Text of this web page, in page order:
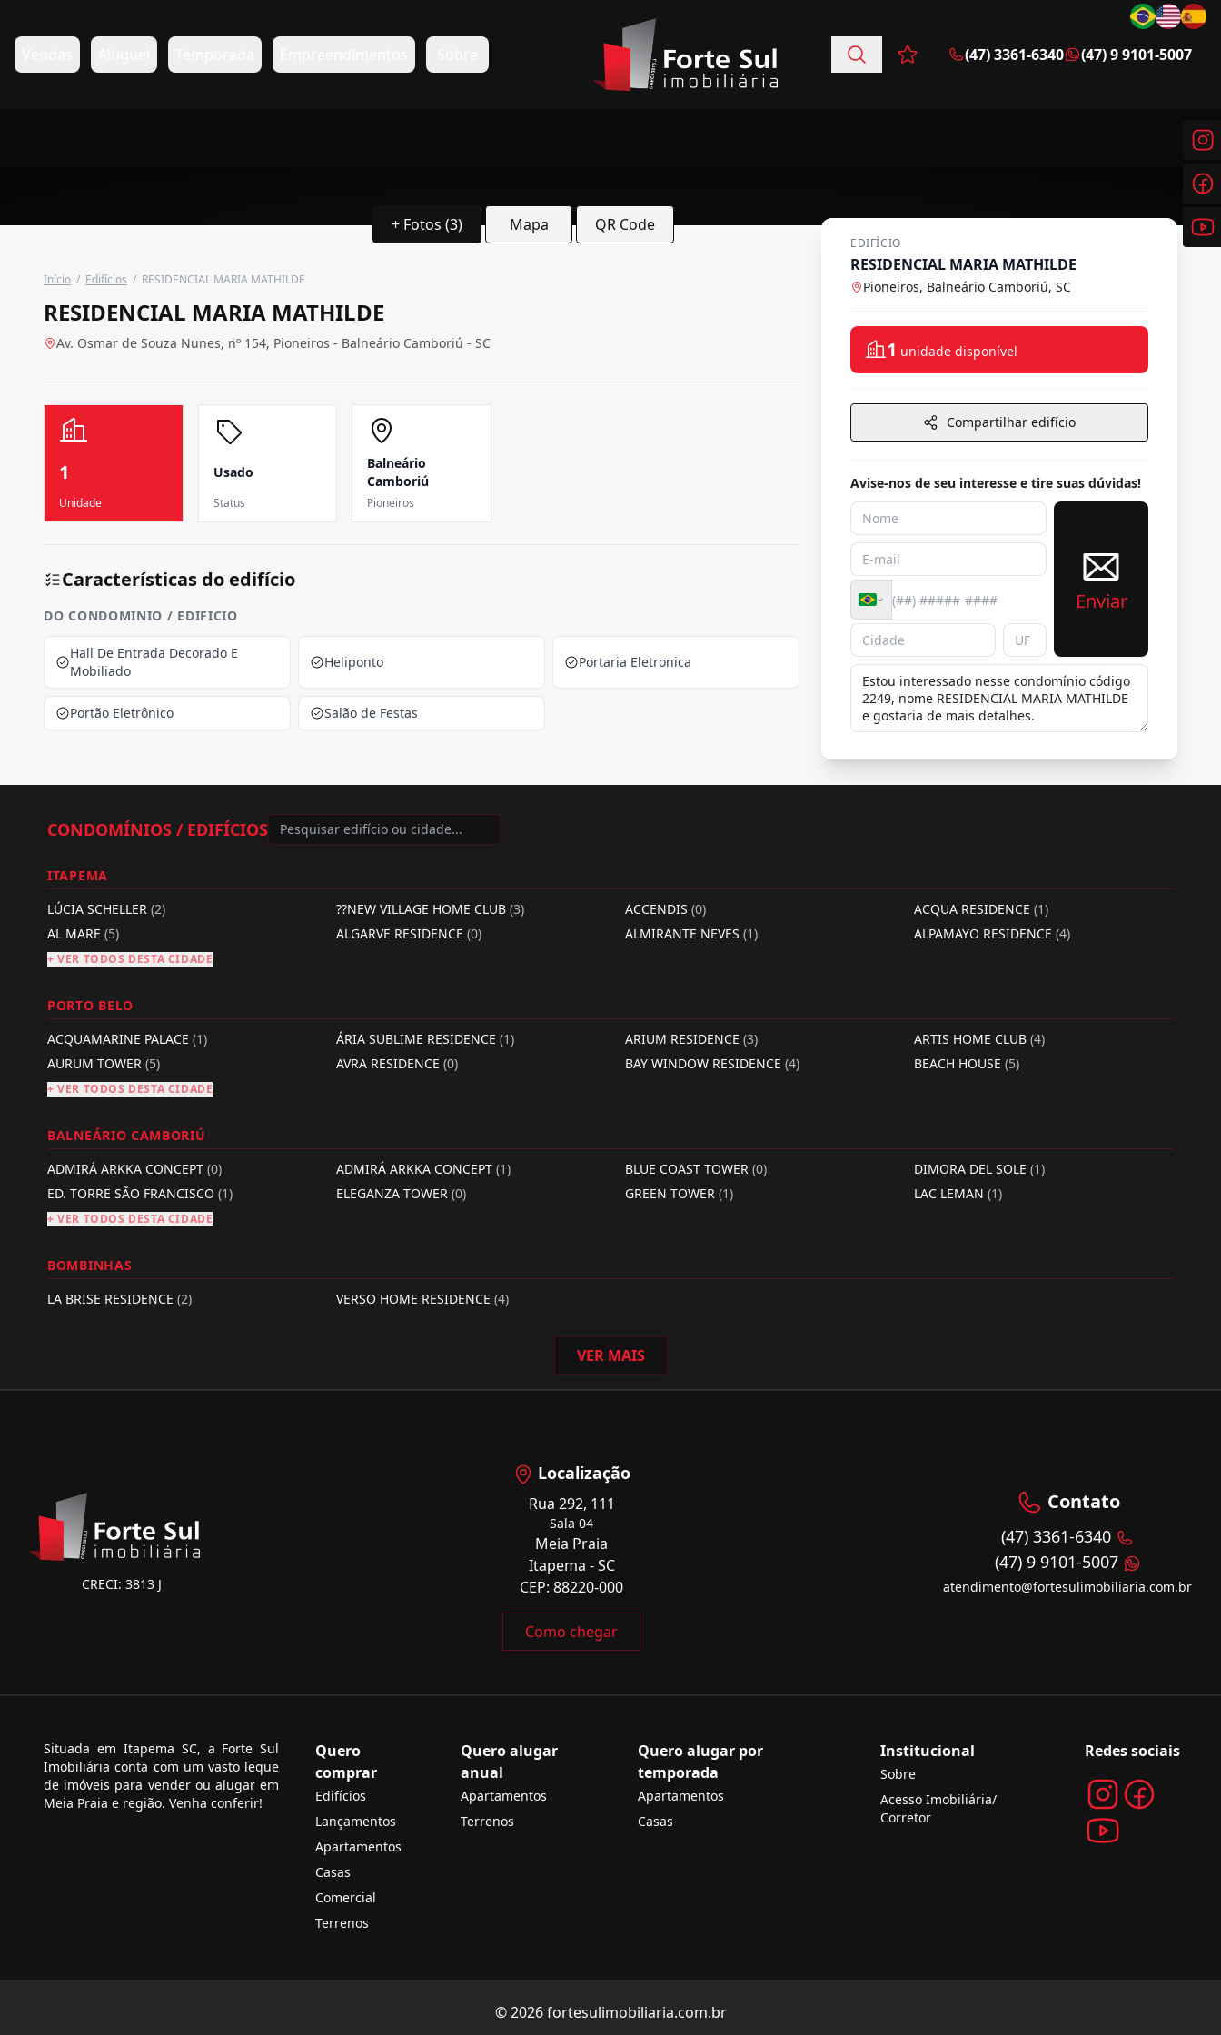
Favoritos (0 itens)
(47) 3361-6340 (47) 9 9101-5007
+ Fotos (3) Mapa QR Code
Início / Edifícios / RESIDENCIAL MARIA MATHILDE
RESIDENCIAL MARIA MATHILDE
Av. Osmar de Souza Nunes, nº 154, Pioneiros - Balneário Camboriú - SC
1
Unidade
Usado
Status
Balneário
Camboriú
Pioneiros
Características do edifício
DO CONDOMINIO / EDIFICIO
Hall De Entrada Decorado E
Mobiliado
Heliponto Portaria Eletronica
Portão Eletrônico Salão de Festas
EDIFÍCIO
RESIDENCIAL MARIA MATHILDE
Pioneiros, Balneário Camboriú, SC
1 unidade disponível
Compartilhar edifício
Avise-nos de seu interesse e tire suas dúvidas!
Enviar
CONDOMÍNIOS / EDIFÍCIOS
ITAPEMA
LÚCIA SCHELLER (2) ??NEW VILLAGE HOME CLUB (3) ACCENDIS (0) ACQUA RESIDENCE (1)
AL MARE (5) ALGARVE RESIDENCE (0) ALMIRANTE NEVES (1) ALPAMAYO RESIDENCE (4)
+ VER TODOS DESTA CIDADE
PORTO BELO
ACQUAMARINE PALACE (1) ÁRIA SUBLIME RESIDENCE (1) ARIUM RESIDENCE (3) ARTIS HOME CLUB (4)
AURUM TOWER (5) AVRA RESIDENCE (0) BAY WINDOW RESIDENCE (4) BEACH HOUSE (5)
+ VER TODOS DESTA CIDADE
BALNEÁRIO CAMBORIÚ
ADMIRÁ ARKKA CONCEPT (0) ADMIRÁ ARKKA CONCEPT (1) BLUE COAST TOWER (0) DIMORA DEL SOLE (1)
ED. TORRE SÃO FRANCISCO (1) ELEGANZA TOWER (0) GREEN TOWER (1) LAC LEMAN (1)
+ VER TODOS DESTA CIDADE
BOMBINHAS
LA BRISE RESIDENCE (2) VERSO HOME RESIDENCE (4)
VER MAIS
CRECI: 3813 J
Localização
Rua 292, 111
Sala 04
Meia Praia
Itapema - SC
CEP: 88220-000
Como chegar
Contato
(47) 3361-6340
(47) 9 9101-5007
atendimento@fortesulimobiliaria.com.br
Situada em Itapema SC, a Forte Sul
Imobiliária conta com um vasto leque
de imóveis para vender ou alugar em
Meia Praia e região. Venha conferir!
Quero
comprar
Edifícios
Lançamentos
Apartamentos
Casas
Comercial
Terrenos
Quero alugar
anual
Apartamentos
Terrenos
Quero alugar por
temporada
Apartamentos
Casas
Institucional
Sobre
Acesso Imobiliária/
Corretor
Redes sociais
© 2026 fortesulimobiliaria.com.br